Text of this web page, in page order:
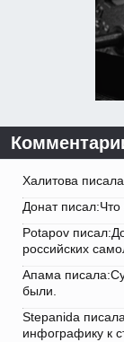
Халитова
Донат писал:Что
Potapov
российских
Апама
были.
Stepanida
инфографику к